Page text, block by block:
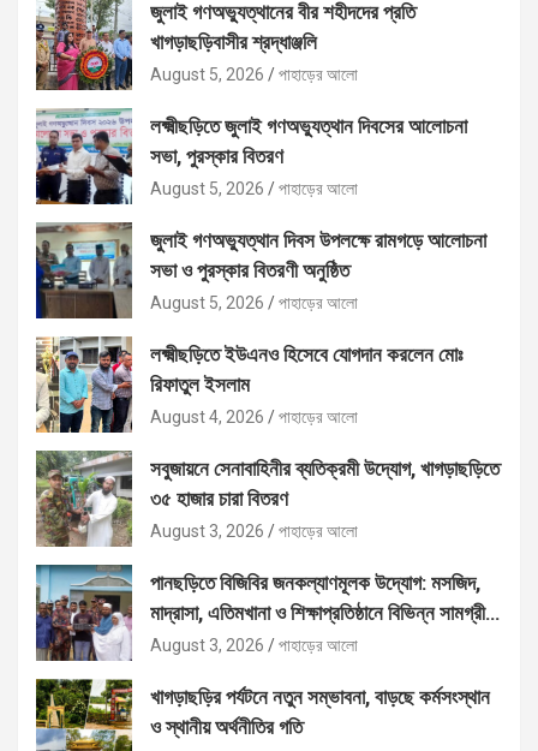
জুলাই গণঅভ্যুত্থানের বীর শহীদদের প্রতি
খাগড়াছড়িবাসীর শ্রদ্ধাঞ্জলি
August 5, 2026 পাহাড়ের আলো
লক্ষ্মীছড়িতে জুলাই গণঅভ্যুত্থান দিবসের আলোচনা
সভা, পুরস্কার বিতরণ
August 5, 2026 পাহাড়ের আলো
জুলাই গণঅভ্যুত্থান দিবস উপলক্ষে রামগড়ে আলোচনা
সভা ও পুরস্কার বিতরণী অনুষ্ঠিত
August 5, 2026 পাহাড়ের আলো
লক্ষ্মীছড়িতে ইউএনও হিসেবে যোগদান করলেন মোঃ
রিফাতুল ইসলাম
August 4, 2026 পাহাড়ের আলো
সবুজায়নে সেনাবাহিনীর ব্যতিক্রমী উদ্যোগ, খাগড়াছড়িতে
৩৫ হাজার চারা বিতরণ
August 3, 2026 পাহাড়ের আলো
পানছড়িতে বিজিবির জনকল্যাণমূলক উদ্যোগ: মসজিদ,
মাদ্রাসা, এতিমখানা ও শিক্ষাপ্রতিষ্ঠানে বিভিন্ন সামগ্রী
বিতরণ
August 3, 2026 পাহাড়ের আলো
খাগড়াছড়ির পর্যটনে নতুন সম্ভাবনা, বাড়ছে কর্মসংস্থান
ও স্থানীয় অর্থনীতির গতি